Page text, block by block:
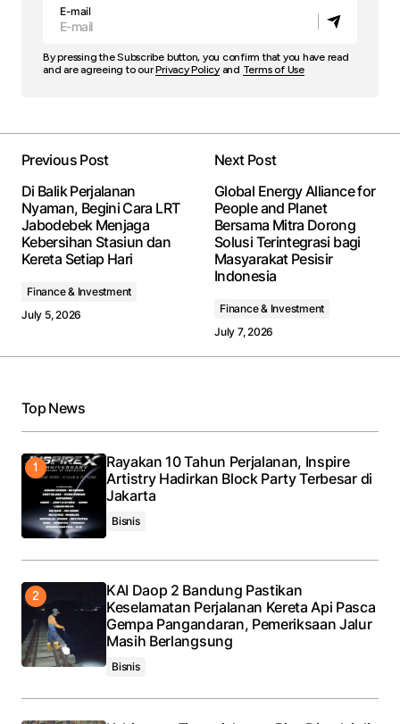
E-mail
By pressing the Subscribe button, you confirm that you have read
and are agreeing to ourPrivacy Policyand Terms of Use
Previous Post
Di Balik Perjalanan
Nyaman, Begini Cara LRT
Jabodebek Menjaga
Kebersihan Stasiun dan
Kereta Setiap Hari
Finance & Investment
July 5, 2026
Next Post
Global Energy Alliance for
People and Planet
Bersama Mitra Dorong
Solusi Terintegrasi bagi
Masyarakat Pesisir
Indonesia
Finance & Investment
July 7, 2026
Top News
Rayakan 10 Tahun Perjalanan, Inspire
Artistry Hadirkan Block Party Terbesar di
Jakarta
Bisnis
KAI Daop 2 Bandung Pastikan
Keselamatan Perjalanan Kereta Api Pasca
Gempa Pangandaran, Pemeriksaan Jalur
Masih Berlangsung
Bisnis